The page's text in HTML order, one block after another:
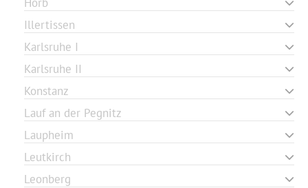
Illertissen
Karlsruhe I
Karlsruhe II
Konstanz
Lauf an der Pegnitz
Laupheim
Leutkirch
Leonberg